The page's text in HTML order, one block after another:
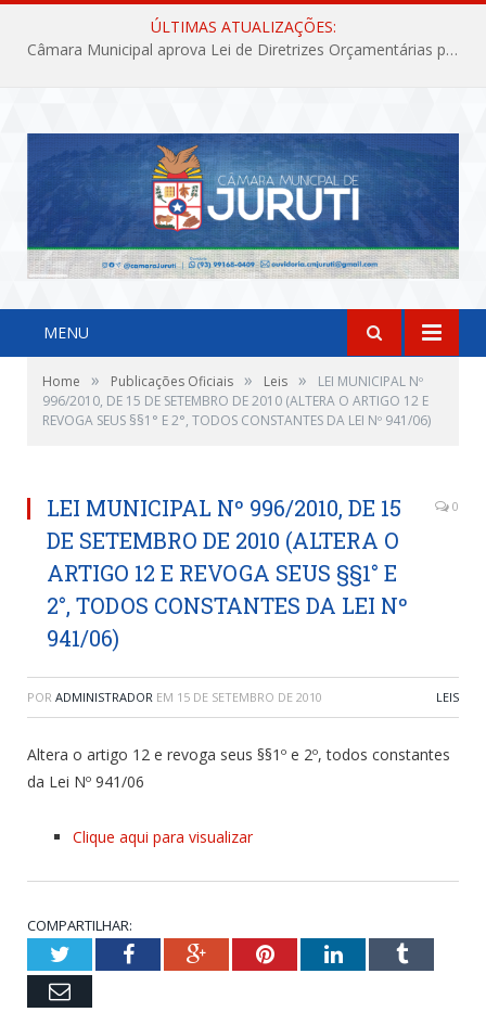
ÚLTIMAS ATUALIZAÇÕES:
Câmara Municipal aprova Lei de Diretrizes Orçamentárias para o exercício financeiro de 2027
MENU
Home » Publicações Oficiais » Leis »
LEI MUNICIPAL Nº
996/2010, DE 15 DE SETEMBRO DE 2010 (ALTERA O ARTIGO 12 E
REVOGA SEUS §§1° E 2°, TODOS CONSTANTES DA LEI Nº 941/06)
LEI MUNICIPAL Nº 996/2010, DE 15
DE SETEMBRO DE 2010 (ALTERA O
ARTIGO 12 E REVOGA SEUS §§1° E
2°, TODOS CONSTANTES DA LEI Nº
941/06)
0
POR ADMINISTRADOR EM 15 DE SETEMBRO DE 2010 LEIS
Altera o artigo 12 e revoga seus §§1º e 2º, todos constantes
da Lei Nº 941/06
Clique aqui para visualizar
COMPARTILHAR:
TwitterFacebookGoogle+PinterestLinkedInTumblr
Email